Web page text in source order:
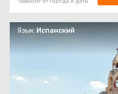
Язык: Испанский